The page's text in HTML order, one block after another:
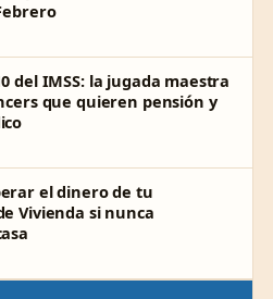
del IMSS: la jugada maestra
que quieren pensión y
el dinero de tu
Vivienda si nunca